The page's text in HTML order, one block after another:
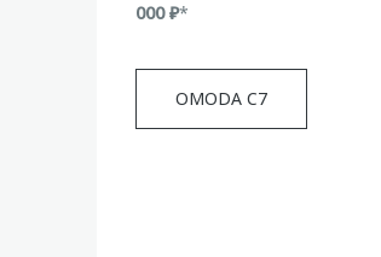
000 ₽*
OMODA C7